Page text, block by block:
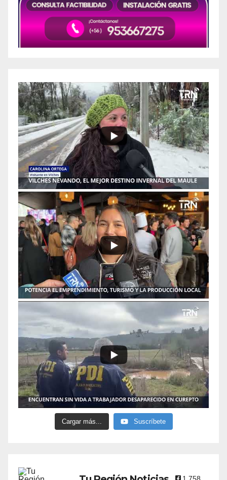
Cargar más... Suscríbete